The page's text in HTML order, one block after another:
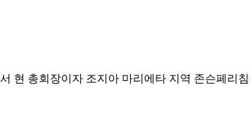
현 총회장이자 조지아 마리에타 지역 존슨페리